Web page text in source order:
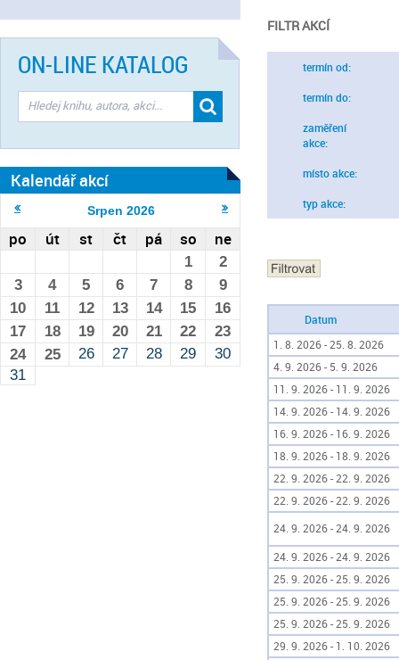
FILTR AKCÍ
termín od:
termín do:
zaměření
akce:
místo akce:
typ akce:
Datum
1. 8. 2026 - 25. 8. 2026
4. 9. 2026 - 5. 9. 2026
11. 9. 2026 - 11. 9. 2026
14. 9. 2026 - 14. 9. 2026
16. 9. 2026 - 16. 9. 2026
18. 9. 2026 - 18. 9. 2026
22. 9. 2026 - 22. 9. 2026
22. 9. 2026 - 22. 9. 2026
24. 9. 2026 - 24. 9. 2026
24. 9. 2026 - 24. 9. 2026
25. 9. 2026 - 25. 9. 2026
25. 9. 2026 - 25. 9. 2026
25. 9. 2026 - 25. 9. 2026
29. 9. 2026 - 1. 10. 2026
ON-LINE KATALOG
Kalendář akcí
Srpen 2026
po út st čt pá so ne
1
2
3
4 5 6 7 8
9
10
11 12 13 14 15
16
17
18 19 20 21 22
23
24
25 26 27 28 29
30
31